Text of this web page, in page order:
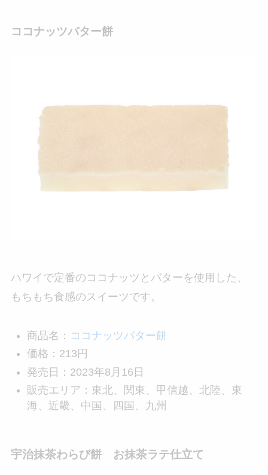
ココナッツバター餅
ハワイで定番のココナッツとバターを使用した、
もちもち食感のスイーツです。
商品名： ココナッツバター餅
価格：213円
発売日：2023年8月16日
販売エリア：東北、関東、甲信越、北陸、東
海、近畿、中国、四国、九州
宇治抹茶わらび餅 お抹茶ラテ仕立て